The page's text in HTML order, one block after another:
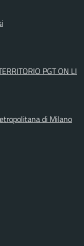
PGT ON LI
di Milano